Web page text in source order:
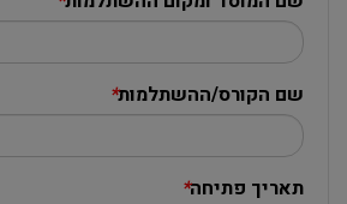
שם הקורס/ההשתלמות*
תאריך פתיחה*